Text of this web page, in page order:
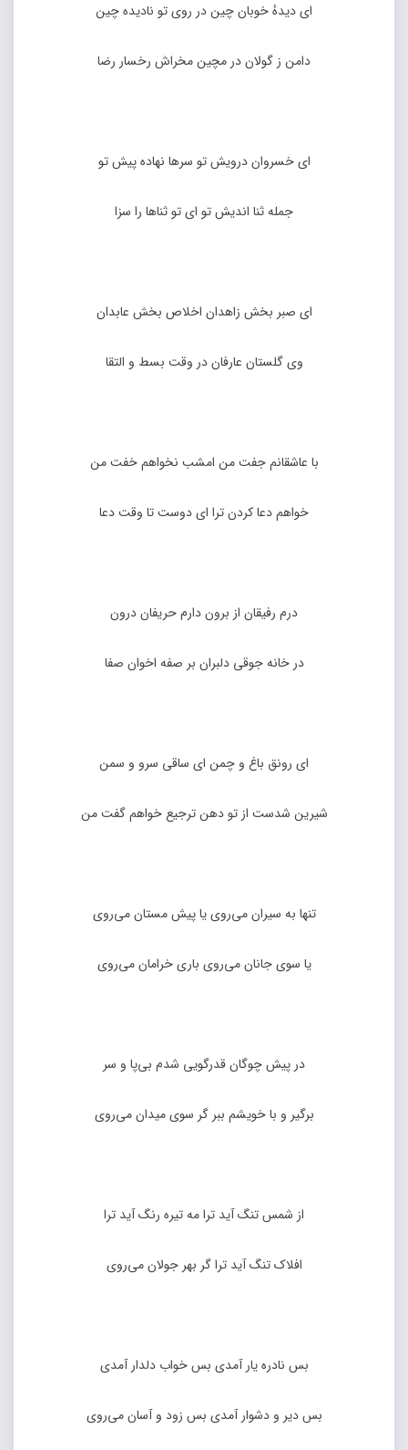
ای دیدهٔ خوبان چین در روی تو نادیده چین
دامن ز گولان در مچین مخراش رخسار رضا
ای خسروان درویش تو سرها نهاده پیش تو
جمله ثنا اندیش تو ای تو ثناها را سزا
ای صبر بخش زاهدان اخلاص بخش عابدان
وی گلستان عارفان در وقت بسط و التقا
با عاشقانم جفت من امشب نخواهم خفت من
خواهم دعا کردن ترا ای دوست تا وقت دعا
درم رفیقان از برون دارم حریفان درون
در خانه جوقی دلبران بر صفه اخوان صفا
ای رونق باغ و چمن ای ساقی سرو و سمن
شیرین شدست از تو دهن ترجیع خواهم گفت من
تنها به سیران می‌روی یا پیش مستان می‌روی
یا سوی جانان می‌روی باری خرامان می‌روی
در پیش چوگان قدرگویی شدم بی‌پا و سر
برگیر و با خویشم ببر گر سوی میدان می‌روی
از شمس تنگ آید ترا مه تیره رنگ آید ترا
افلاک تنگ آید ترا گر بهر جولان می‌روی
بس نادره یار آمدی بس خواب دلدار آمدی
بس دیر و دشوار آمدی بس زود و آسان می‌روی